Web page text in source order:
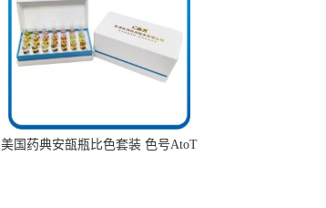
美国药典安瓿瓶比色套装 色号AtoT